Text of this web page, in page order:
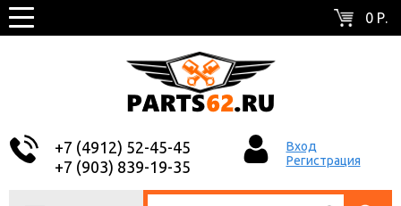
0 Р.
+7 (4912) 52-45-45
+7 (903) 839-19-35
Вход
Регистрация